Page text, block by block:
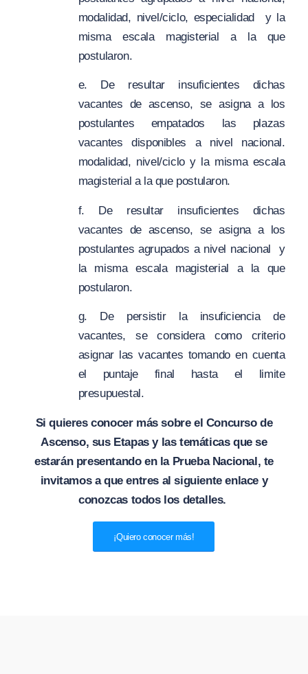
modalidad, nivel/ciclo, especialidad y la
misma escala magisterial a la que
postularon.
e. De resultar insuficientes dichas
vacantes de ascenso, se asigna a los
postulantes empatados las plazas
vacantes disponibles a nivel nacional.
modalidad, nivel/ciclo y la misma escala
magisterial a la que postularon.
f. De resultar insuficientes dichas
vacantes de ascenso, se asigna a los
postulantes agrupados a nivel nacional y
la misma escala magisterial a la que
postularon.
g. De persistir la insuficiencia de
vacantes, se considera como criterio
asignar las vacantes tomando en cuenta
el puntaje final hasta el limite
presupuestal.
Si quieres conocer más sobre el Concurso de
Ascenso, sus Etapas y las temáticas que se
estarán presentando en la Prueba Nacional, te
invitamos a que entres al siguiente enlace y
conozcas todos los detalles.
¡Quiero conocer más!